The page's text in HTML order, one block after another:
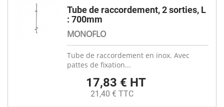
Tube de raccordement, 2 sorties, L
: 700mm
MONOFLO
Tube de raccordement en inox. Avec
pattes de fixation...
17,83 € HT
21,40 € TTC